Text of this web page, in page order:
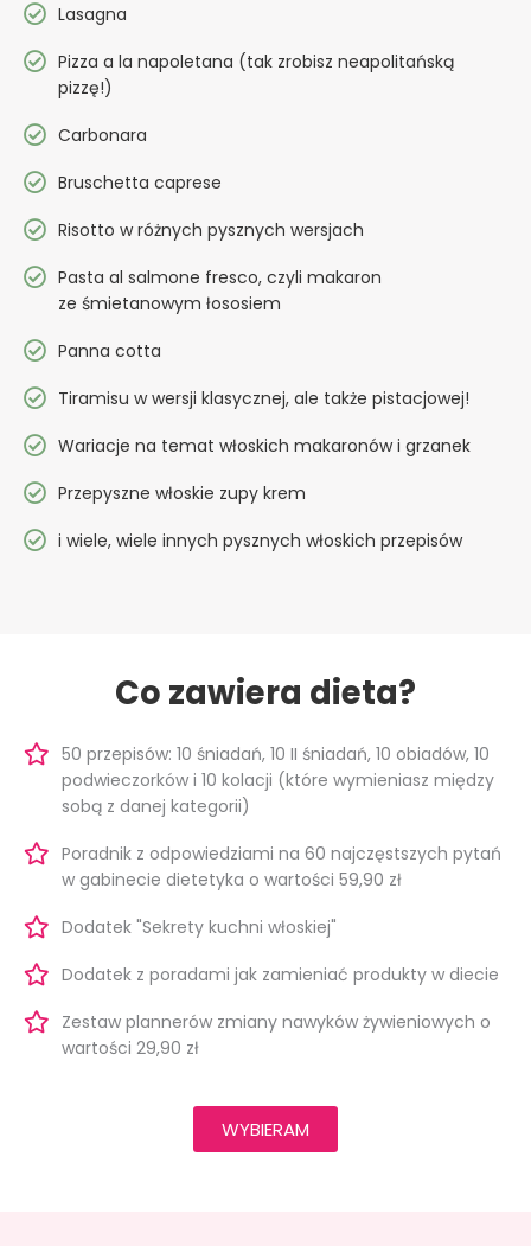
Lasagna
Pizza a la napoletana (tak zrobisz neapolitańską
pizzę!)
Carbonara
Bruschetta caprese
Risotto w różnych pysznych wersjach
Pasta al salmone fresco, czyli makaron
ze śmietanowym łososiem
Panna cotta
Tiramisu w wersji klasycznej, ale także pistacjowej!
Wariacje na temat włoskich makaronów i grzanek
Przepyszne włoskie zupy krem
i wiele, wiele innych pysznych włoskich przepisów
Co zawiera dieta?
50 przepisów: 10 śniadań, 10 II śniadań, 10 obiadów, 10
podwieczorków i 10 kolacji (które wymieniasz między
sobą z danej kategorii)
Poradnik z odpowiedziami na 60 najczęstszych pytań
w gabinecie dietetyka o wartości 59,90 zł
Dodatek "Sekrety kuchni włoskiej"
Dodatek z poradami jak zamieniać produkty w diecie
Zestaw plannerów zmiany nawyków żywieniowych o
wartości 29,90 zł
WYBIERAM